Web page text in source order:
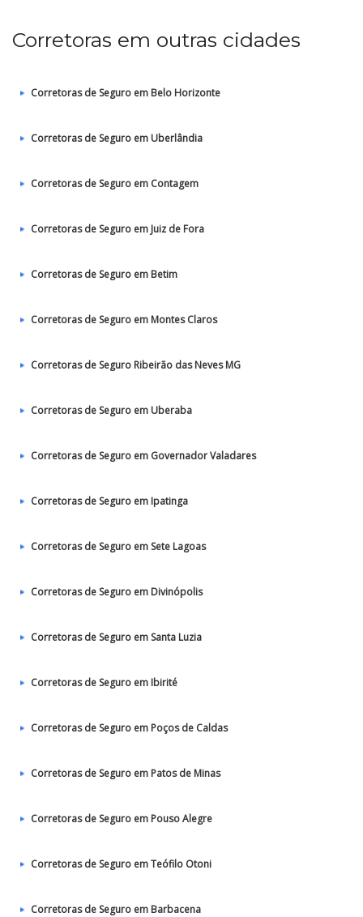
Corretoras em outras cidades
Corretoras de Seguro em Belo Horizonte
Corretoras de Seguro em Uberlândia
Corretoras de Seguro em Contagem
Corretoras de Seguro em Juiz de Fora
Corretoras de Seguro em Betim
Corretoras de Seguro em Montes Claros
Corretoras de Seguro Ribeirão das Neves MG
Corretoras de Seguro em Uberaba
Corretoras de Seguro em Governador Valadares
Corretoras de Seguro em Ipatinga
Corretoras de Seguro em Sete Lagoas
Corretoras de Seguro em Divinópolis
Corretoras de Seguro em Santa Luzia
Corretoras de Seguro em Ibirité
Corretoras de Seguro em Poços de Caldas
Corretoras de Seguro em Patos de Minas
Corretoras de Seguro em Pouso Alegre
Corretoras de Seguro em Teófilo Otoni
Corretoras de Seguro em Barbacena